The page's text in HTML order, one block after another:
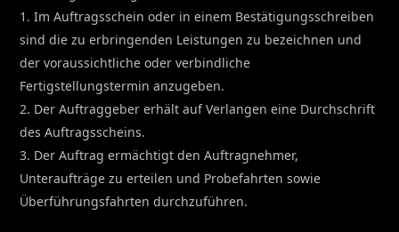
1. Im Auftragsschein oder in einem Bestätigungsschreiben
sind die zu erbringenden Leistungen zu bezeichnen und
der voraussichtliche oder verbindliche
Fertigstellungstermin anzugeben.
2. Der Auftraggeber erhält auf Verlangen eine Durchschrift
des Auftragsscheins.
3. Der Auftrag ermächtigt den Auftragnehmer,
Unteraufträge zu erteilen und Probefahrten sowie
Überführungsfahrten durchzuführen.